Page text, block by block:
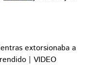
extorsionaba a
| VIDEO